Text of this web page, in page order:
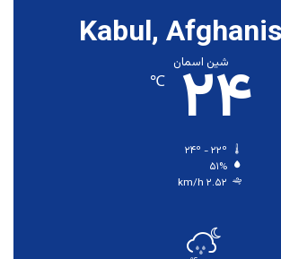
Kabul,
شین اسمان
۲۴ ℃
۵۱%
۲.۵۲ km/h